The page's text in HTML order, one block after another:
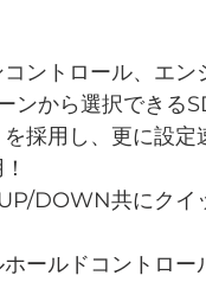
ントロール、エ
ンから選択できる
採用し、更に設
DOWN共にクイ
ールドコントロ